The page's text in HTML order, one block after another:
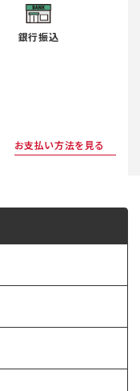
銀行振込
お支払い方法を見る